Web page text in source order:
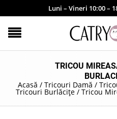
Luni – Vineri 10:00 –
TRICOU
Acasă / Tricouri Damă /
Tricouri Burlăcițe/ Tricou